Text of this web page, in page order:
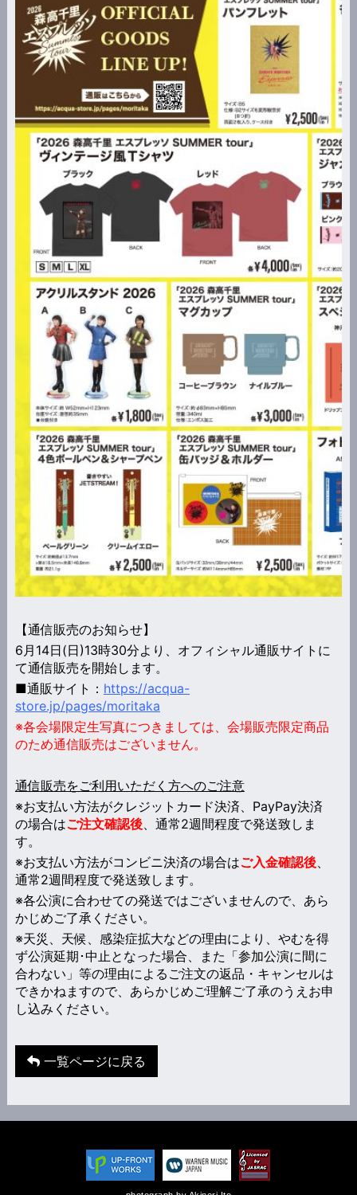
【通信販売のお知らせ】
6月14日(日)13時30分より、オフィシャル通販サイトに
て通信販売を開始します。
■通販サイト： https://acqua-
store.jp/pages/moritaka
※各会場限定生写真につきましては、会場販売限定商品
のため通信販売はございません。
通信販売をご利用いただく方へのご注意
※お支払い方法がクレジットカード決済、PayPay決済
の場合はご注文確認後、通常2週間程度で発送致しま
す。
※お支払い方法がコンビニ決済の場合はご入金確認後、
通常2週間程度で発送致します。
※各公演に合わせての発送ではございませんので、あら
かじめご了承ください。
※天災、天候、感染症拡大などの理由により、やむを得
ず公演延期･中止となった場合、また「参加公演に間に
合わない」等の理由によるご注文の返品・キャンセルは
できかねますので、あらかじめご理解ご了承のうえお申
し込みください。
一覧ページに戻る